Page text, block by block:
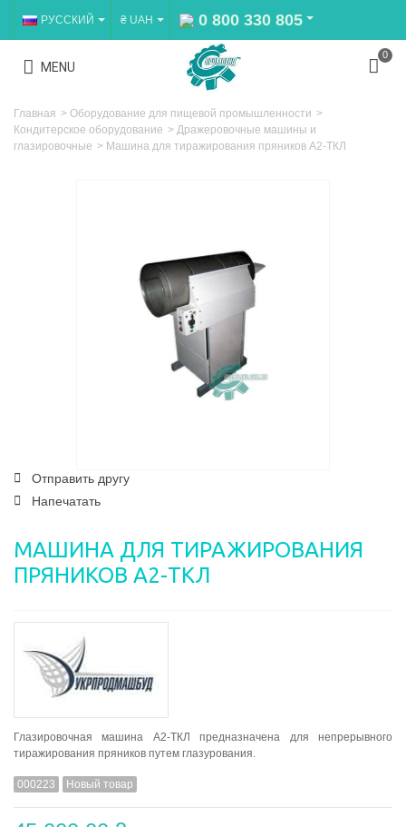
РУССКИЙ ₴ UAH 0 800 330 805
MENU
0
Главная > Оборудование для пищевой промышленности >
Кондитерское оборудование > Дражеровочные машины и
глазировочные > Машина для тиражирования пряников А2-ТКЛ
Отправить другу
Напечатать
МАШИНА ДЛЯ ТИРАЖИРОВАНИЯ
ПРЯНИКОВ А2-ТКЛ
Глазировочная машина А2-ТКЛ предназначена для непрерывного
тиражирования пряников путем глазурования.
000223 Новый товар